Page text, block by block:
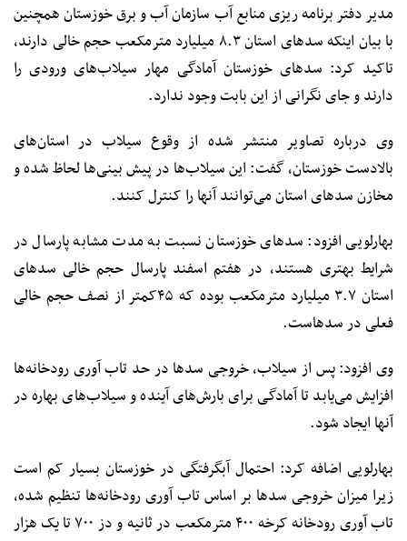
مدیر دفتر برنامه ریزی منابع آب سازمان آب و برق خوزستان همچنین
با بیان اینکه سدهای استان ۸.۳ میلیارد مترمکعب حجم خالی دارند،
تاکید کرد: سدهای خوزستان آمادگی مهار سیلاب‌های ورودی را
دارند و جای نگرانی از این بابت وجود ندارد.
وی درباره تصاویر منتشر شده از وقوع سیلاب در استان‌های
بالادست خوزستان، گفت: این سیلاب‌ها در پیش بینی‌ها لحاظ شده و
مخازن سدهای استان می‌توانند آنها را کنترل کنند.
بهارلویی افزود: سدهای خوزستان نسبت به مدت مشابه پارسال در
شرایط بهتری هستند، در هفتم اسفند پارسال حجم خالی سدهای
استان ۳.۷ میلیارد مترمکعب بوده که ۴۵کمتر از نصف حجم خالی
فعلی در سدهاست.
وی افزود: پس از سیلاب، خروجی سدها در حد تاب آوری رودخانه‌ها
افزایش می‌یابد تا آمادگی برای بارش‌های آینده و سیلاب‌های بهاره در
آنها ایجاد شود.
بهارلویی اضافه کرد: احتمال آبگرفتگی در خوزستان بسیار کم است
زیرا میزان خروجی سدها بر اساس تاب آوری رودخانه‌ها تنظیم شده،
تاب آوری رودخانه کرخه ۴۰۰ مترمکعب در ثانیه و دز ۷۰۰ تا یک هزار